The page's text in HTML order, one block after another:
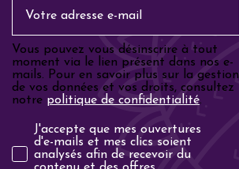
Vous pouvez vous désinscrire à tout
moment via le lien présent dans nos e-
mails. Pour en savoir plus sur la gestion
de vos données et vos droits, consultez
notre politique de confidentialité.
Analyse email
J'accepte que mes ouvertures
d'e-mails et mes clics soient
analysés afin de recevoir du